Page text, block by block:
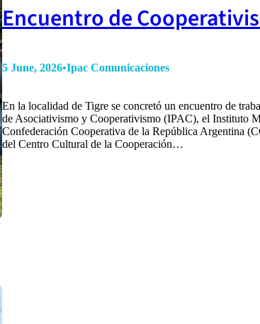
Encuentro de
5 June, 2026•Ipac Comunicaciones
En la localidad de Tigre se concretó un encuentro de
de Asociativismo y Cooperativismo (IPAC), el Instituto
Confederación Cooperativa de la República Argentina
del Centro Cultural de la Cooperación…